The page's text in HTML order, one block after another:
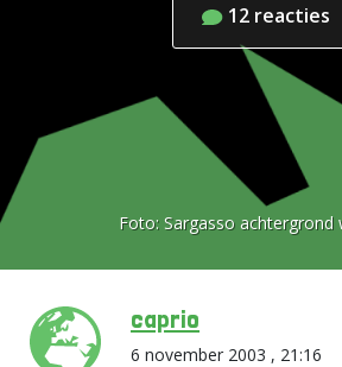
12 reacties
Foto: Sargasso achtergrond
caprio
6 november 2003 , 21:16